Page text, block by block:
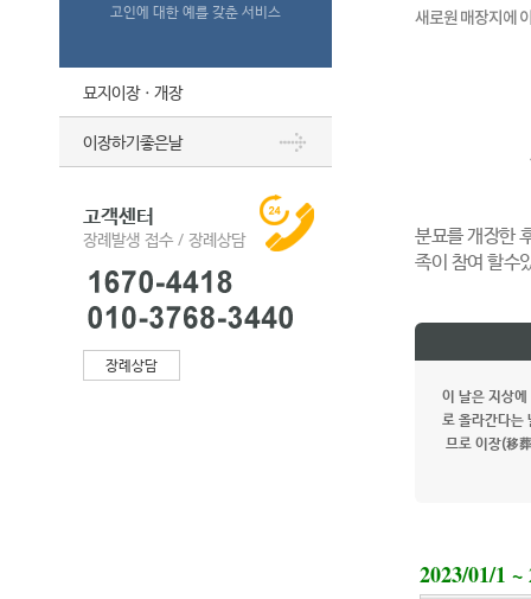
고인에 대한 예를 갖춘 서비스
묘지이장ㆍ개장
이장하기좋은날
고객센터
장례상담
장례발생 접수 / 장례상담
새로원 매장지에
분묘를 개장한
족이 참여 할수
이 날은 지상
로 올라간다는
므로 이장(移
2023/01/1 ~